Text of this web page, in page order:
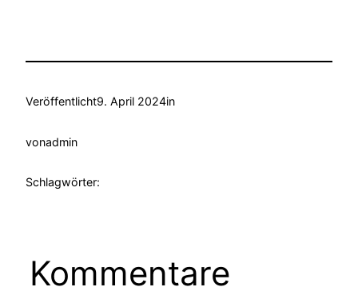
Veröffentlicht9. April 2024in
vonadmin
Schlagwörter:
Kommentare